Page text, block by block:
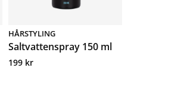
HÅRSTYLING
Saltvattenspray 150 ml
199 kr